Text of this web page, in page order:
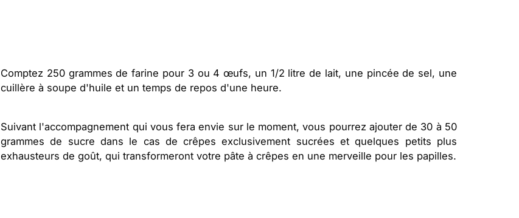
Comptez 250 grammes de farine pour 3 ou 4 œufs, un 1/2 litre de lait, une pincée de sel, une
cuillère à soupe d'huile et un temps de repos d'une heure.
Suivant l'accompagnement qui vous fera envie sur le moment, vous pourrez ajouter de 30 à 50
grammes de sucre dans le cas de crêpes exclusivement sucrées et quelques petits plus
exhausteurs de goût, qui transformeront votre pâte à crêpes en une merveille pour les papilles.